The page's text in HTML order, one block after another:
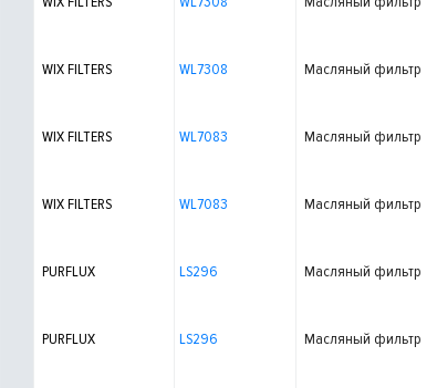
WIX FILTERS WL7308 Масляный фильтр
WIX FILTERS WL7083 Масляный фильтр
WIX FILTERS WL7083 Масляный фильтр
PURFLUX LS296 Масляный фильтр
PURFLUX LS296 Масляный фильтр